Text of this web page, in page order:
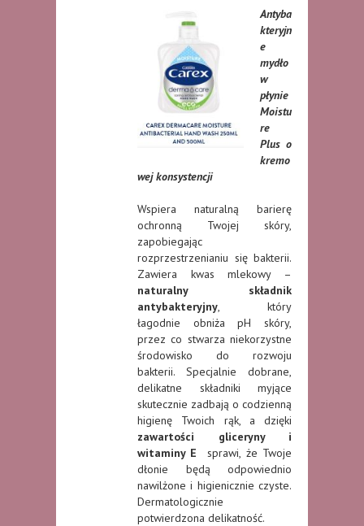
Antyba
kteryjn
e
mydło
w
płynie
Moistu
re
Plus o
kremo
wej konsystencji
Wspiera naturalną barierę
ochronną Twojej skóry,
zapobiegając
rozprzestrzenianiu się bakterii.
Zawiera kwas mlekowy –
naturalny składnik
antybakteryjny, który
łagodnie obniża pH skóry,
przez co stwarza niekorzystne
środowisko do rozwoju
bakterii. Specjalnie dobrane,
delikatne składniki myjące
skutecznie zadbają o codzienną
higienę Twoich rąk, a dzięki
zawartości gliceryny i
witaminy Esprawi, że Twoje
dłonie będą odpowiednio
nawilżone i higienicznie czyste.
Dermatologicznie
potwierdzona delikatność.